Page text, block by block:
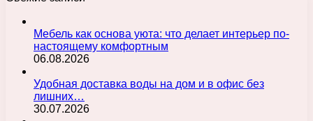
Мебель как основа уюта: что делает интерьер по-
настоящему комфортным
06.08.2026
Удобная доставка воды на дом и в офис без
лишних…
30.07.2026